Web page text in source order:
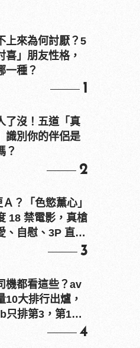
上來為何討厭？5
喜」朋友性格，
一種？
1
了沒！五道「真
識別你的伴侶是
？
2
？「色慾薰心」
18 禁電影，真槍
、自慰、3P 直接
3
機都看這些？av
10大排行出爐，
只排第3，第1名
4